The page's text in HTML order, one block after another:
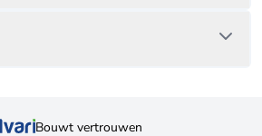
Bouwt vertrouwen